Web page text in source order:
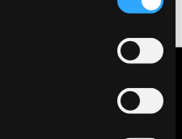
Contattaci